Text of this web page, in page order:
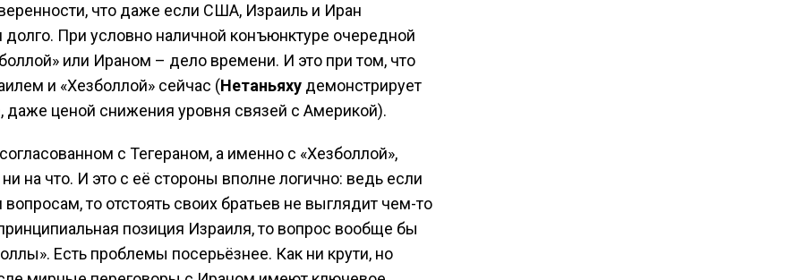
что даже если США, Израиль и Иран
При условно наличной конъюнктуре очередной
или Ираном – дело времени. И это при том, что
и «Хезболлой» сейчас (Нетаньяхудемонстрирует
ценой снижения уровня связей с Америкой).
с Тегераном, а именно с «Хезболлой»,
на что. И это с её стороны вполне логично: ведь если
то отстоять своих братьев не выглядит чем-то
позиция Израиля, то вопрос вообще бы
Есть проблемы посерьёзнее. Как ни крути, но